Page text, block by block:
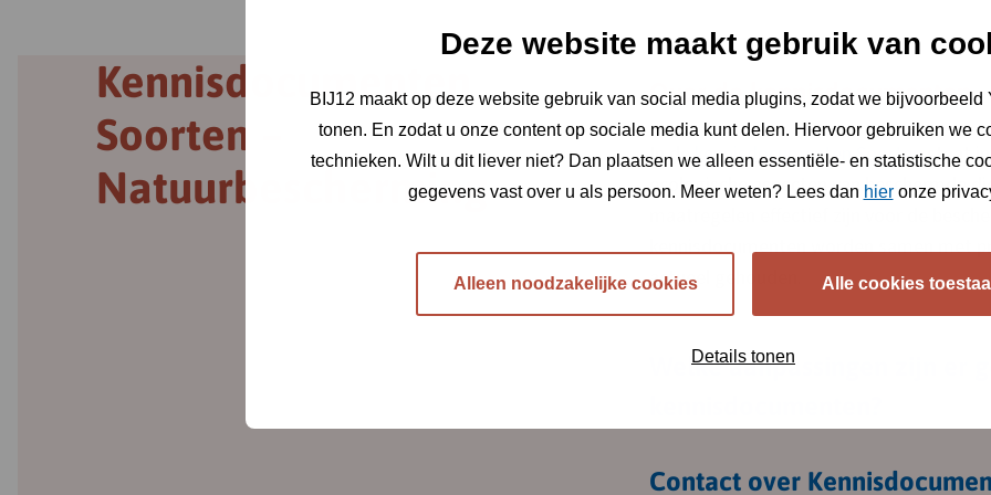
Deze website maakt gebruik van
BIJ12 maakt op deze website gebruik van social media plugins, zodat we bijvoorbeeld
tonen. En zodat u onze content op sociale media kunt delen. Hiervoor gebruiken we
technieken. Wilt u dit liever niet? Dan plaatsen we alleen essentiële- en statistische
gegevens vast over u als persoon. Meer weten? Lees dan hieronze
Alleen noodzakelijke cookies Alle cookies
Details tonen
Kennisdocumenten
Soorten –
Natuurbescherming
Over de kennisdocumenten
In dekennisdocumenten Soortenstaat
ecologische aspecten van beschermde
kennisdocumenten worden samen met
actueel gehouden.
Welke aanpassingen zijn er
Contact over